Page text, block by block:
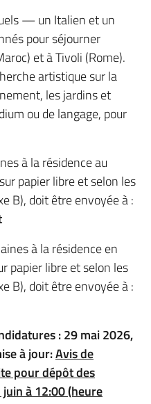
— un Italien et un
pour séjourner
et à Tivoli (Rome).
artistique sur la
les jardins et
ou de langage, pour
à la résidence au
papier libre et selon les
B), doit être envoyée à :
à la résidence en
papier libre et selon les
B), doit être envoyée à :
: 29 mai 2026,
à jour:Avis de
pour dépôt des
à 12:00 (heure